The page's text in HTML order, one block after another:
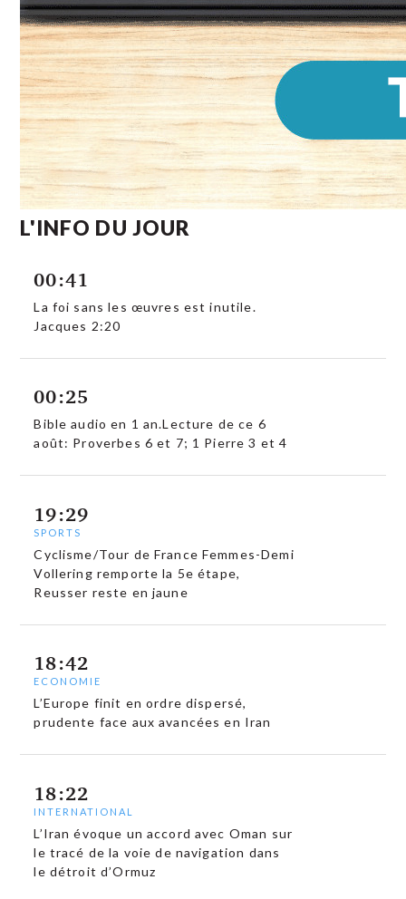
L'INFO DU JOUR
00:41
La foi sans les œuvres est inutile.
Jacques 2:20
00:25
Bible audio en 1 an.Lecture de ce 6
août: Proverbes 6 et 7; 1 Pierre 3 et 4
19:29
SPORTS
Cyclisme/Tour de France Femmes-Demi
Vollering remporte la 5e étape,
Reusser reste en jaune
18:42
ECONOMIE
L’Europe finit en ordre dispersé,
prudente face aux avancées en Iran
18:22
INTERNATIONAL
L’Iran évoque un accord avec Oman sur
le tracé de la voie de navigation dans
le détroit d’Ormuz